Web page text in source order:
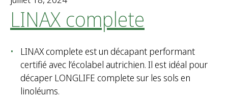
LINAX complete
LINAX complete est un décapant performant
certifié avec l’écolabel autrichien. Il est idéal pour
décaper LONGLIFE complete sur les sols en
linoléums.